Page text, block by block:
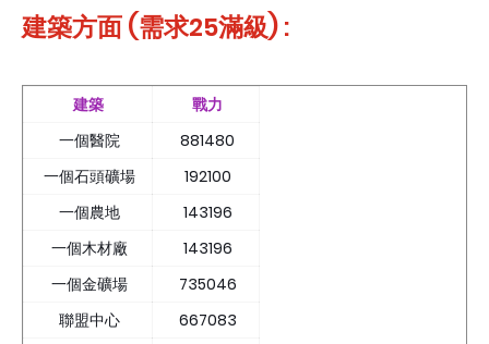
建築方面 (需求25滿級) :
建築
戰力
一個醫院
881480
一個石頭礦場
192100
一個農地
143196
一個木材廠
143196
一個金礦場
735046
聯盟中心
667083